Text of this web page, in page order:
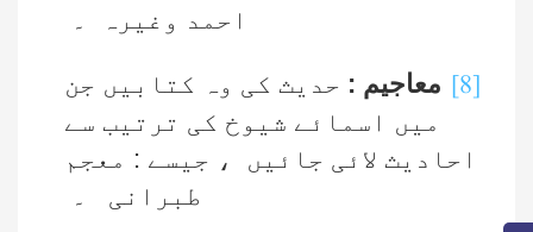
احمد وغیرہ ۔
[8] معاجیم : حدیث کی وہ کتابیں جن
میں اسمائے شیوخ کی ترتیب سے
احادیث لائی جائیں ، جیسے : معجم
طبرانی ۔